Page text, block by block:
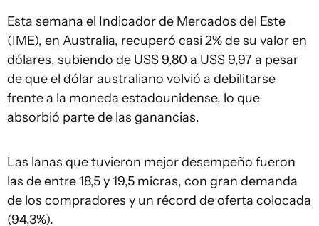
Esta semana el Indicador de Mercados del Este
(IME), en Australia, recuperó casi 2% de su valor en
dólares, subiendo de US$ 9,80 a US$ 9,97 a pesar
de que el dólar australiano volvió a debilitarse
frente a la moneda estadounidense, lo que
absorbió parte de las ganancias.
Las lanas que tuvieron mejor desempeño fueron
las de entre 18,5 y 19,5 micras, con gran demanda
de los compradores y un récord de oferta colocada
(94,3%).